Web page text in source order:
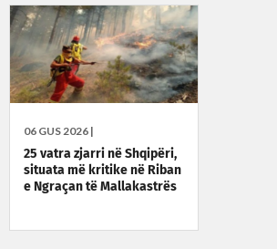
06 GUS 2026 |
25 vatra zjarri në Shqipëri,
situata më kritike në Riban
e Ngraçan të Mallakastrës